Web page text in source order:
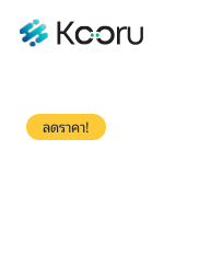
ลดราคา!